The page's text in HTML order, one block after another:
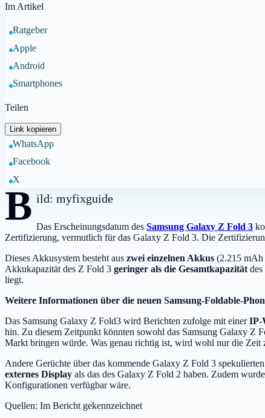
Im Artikel
Ratgeber
Apple
Android
Smartphones
Teilen
Link kopieren
WhatsApp
Facebook
X
B ild: myfixguide
Das Erscheinungsdatum desSamsung Galaxy Z Fold 3
Zertifizierung, vermutlich für das Galaxy Z Fold 3. Die
Dieses Akkusystem besteht aus zwei einzelnen Akkus (2.215 mAh
Akkukapazität des Z Fold 3 geringer als die Gesamtkapazität
liegt.
Weitere Informationen über die neuen Samsung-Foldable-
Das Samsung Galaxy Z Fold3 wird Berichten zufolge mit einerIP-
hin. Zu diesem Zeitpunkt könnten sowohl das Samsung Galaxy Z
Markt bringen würde. Was genau richtig ist, wird wohl nur die Zeit
Andere Gerüchte über das kommende Galaxy Z Fold 3
externes Display als das des Galaxy Z Fold 2 haben. Zudem
Konfigurationen verfügbar wäre.
Quellen: Im Bericht gekennzeichnet